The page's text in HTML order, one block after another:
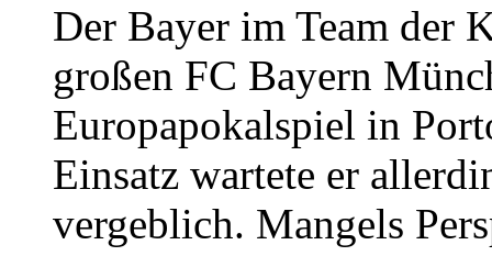
Der Bayer im Team der
großen FC Bayern
Europapokalspiel in
Einsatz wartete er
vergeblich. Mangels